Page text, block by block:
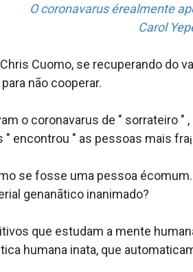
O coronava­rus érealmente
Carol
Cuomo, se recuperando do
não cooperar.
o coronava­rus de " sorrateiro "
" encontrou " as pessoas mais
se fosse uma pessoa
genanãtico inanimado?
que estudam a mente
humana inata, que